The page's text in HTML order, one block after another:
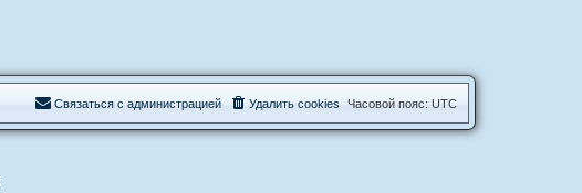
Часовой пояс: UTC
Удалить cookies
Связаться с администрацией